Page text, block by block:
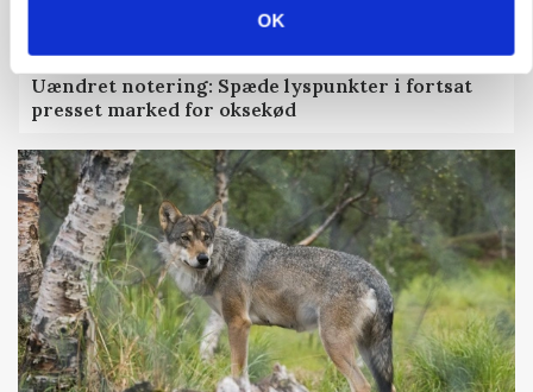
OK
Uændret notering: Spæde lyspunkter i fortsat
presset marked for oksekød